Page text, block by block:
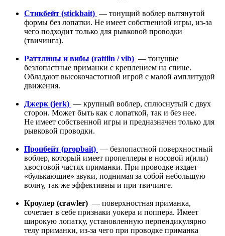
Cтикбейт (stickbait) — тонущий воблер вытянутой
формы без лопатки. Не имеет собственной игры, из-за
чего подходит только для рывковой проводки
(твичинга).
Раттлины и вибы (rattlin / vib) — тонущие
безлопастные приманки с креплением на спине.
Обладают высокочастотной игрой с малой амплитудой
движения.
Джерк (jerk) — крупный воблер, сплюснутый с двух
сторон. Может быть как с лопаткой, так и без нее.
Не имеет собственной игры и предназначен только для
рывковой проводки.
Пропбейт (propbait) — безлопастной поверхностный
воблер, который имеет пропеллеры в носовой и(или)
хвостовой частях приманки. При проводке издает
«булькающие» звуки, поднимая за собой небольшую
волну, так же эффективны и при твичинге.
Кроулер (crawler) — поверхностная приманка,
сочетает в себе признаки уокера и поппера. Имеет
широкую лопатку, установленную перпендикулярно
телу приманки, из-за чего при проводке приманка